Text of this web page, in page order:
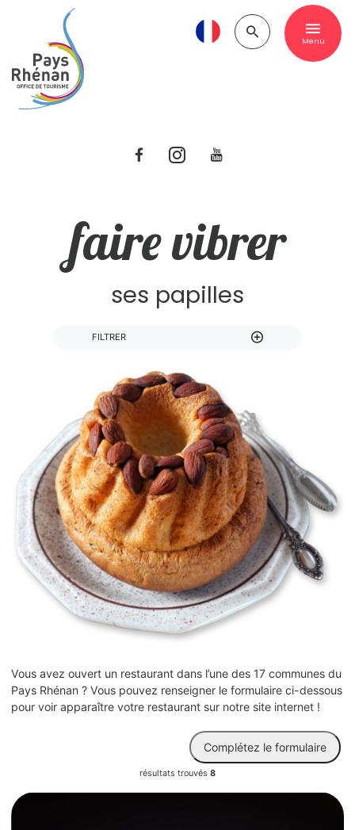
Menu
faire vibrer
ses papilles
FILTRER
Vous avez ouvert un restaurant dans l’une des 17 communes du
Pays Rhénan ? Vous pouvez renseigner le formulaire ci-dessous
pour voir apparaître votre restaurant sur notre site internet !
Complétez le formulaire
résultats trouvés 8